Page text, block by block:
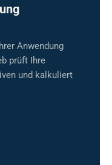
Anwendung
prüft Ihre
und kalkuliert